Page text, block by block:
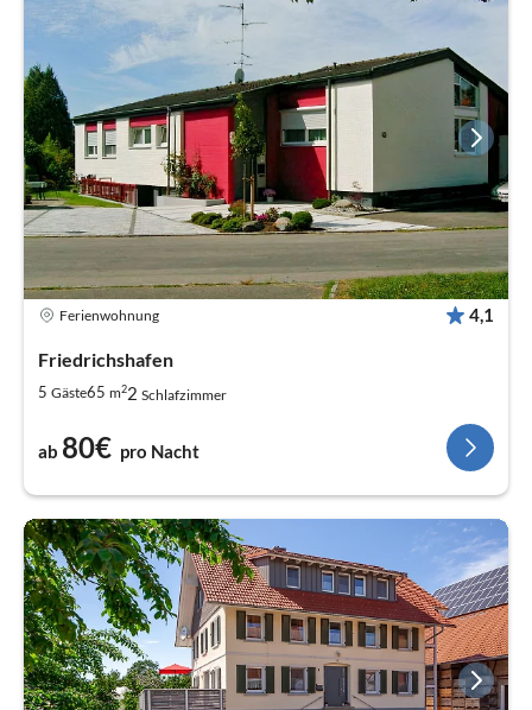
Ferienwohnung 4,1
Friedrichshafen
5 Gäste65 m22 Schlafzimmer
ab 80€ pro Nacht